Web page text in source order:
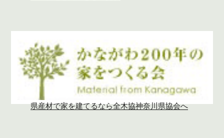
県産材で家を建てるなら全木協神奈川県協会へ